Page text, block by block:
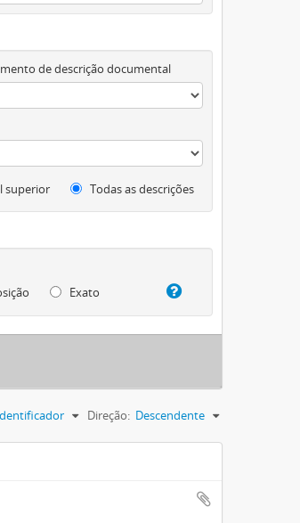
de descrição documental
superior Todas as descrições
Exato
Direção: Descendente